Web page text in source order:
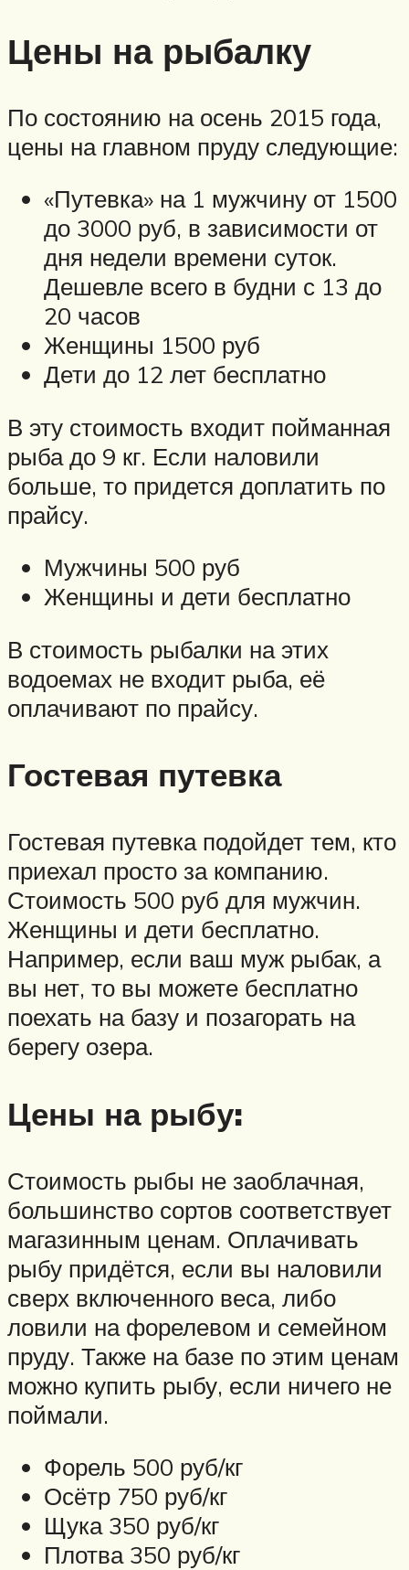
Цены на рыбалку
По состоянию на осень 2015 года,
цены на главном пруду следующие:
«Путевка» на 1 мужчину от 1500
до 3000 руб, в зависимости от
дня недели времени суток.
Дешевле всего в будни с 13 до
20 часов
Женщины 1500 руб
Дети до 12 лет бесплатно
В эту стоимость входит пойманная
рыба до 9 кг. Если наловили
больше, то придется доплатить по
прайсу.
Мужчины 500 руб
Женщины и дети бесплатно
В стоимость рыбалки на этих
водоемах не входит рыба, её
оплачивают по прайсу.
Гостевая путевка
Гостевая путевка подойдет тем, кто
приехал просто за компанию.
Стоимость 500 руб для мужчин.
Женщины и дети бесплатно.
Например, если ваш муж рыбак, а
вы нет, то вы можете бесплатно
поехать на базу и позагорать на
берегу озера.
Цены на рыбу:
Стоимость рыбы не заоблачная,
большинство сортов соответствует
магазинным ценам. Оплачивать
рыбу придётся, если вы наловили
сверх включенного веса, либо
ловили на форелевом и семейном
пруду. Также на базе по этим ценам
можно купить рыбу, если ничего не
поймали.
Форель 500 руб/кг
Осётр 750 руб/кг
Щука 350 руб/кг
Плотва 350 руб/кг